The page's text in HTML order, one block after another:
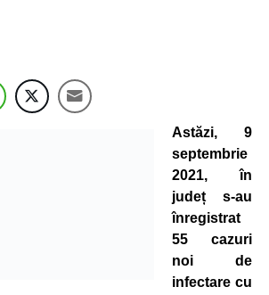
Astăzi, 9
septembrie
2021, în
județ s-au
înregistrat
55 cazuri
noi de
infectare cu